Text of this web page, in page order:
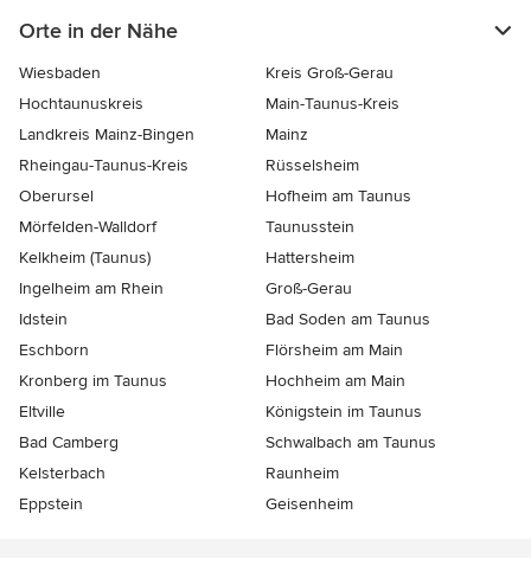
Orte in der Nähe
Wiesbaden
Kreis Groß-Gerau
Hochtaunuskreis
Main-Taunus-Kreis
Landkreis Mainz-Bingen
Mainz
Rheingau-Taunus-Kreis
Rüsselsheim
Oberursel
Hofheim am Taunus
Mörfelden-Walldorf
Taunusstein
Kelkheim (Taunus)
Hattersheim
Ingelheim am Rhein
Groß-Gerau
Idstein
Bad Soden am Taunus
Eschborn
Flörsheim am Main
Kronberg im Taunus
Hochheim am Main
Eltville
Königstein im Taunus
Bad Camberg
Schwalbach am Taunus
Kelsterbach
Raunheim
Eppstein
Geisenheim